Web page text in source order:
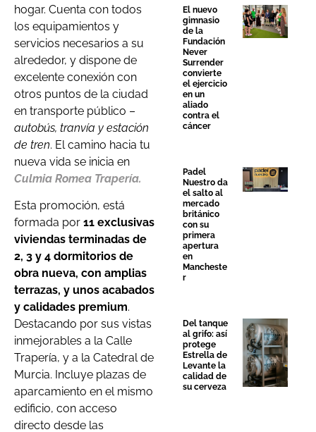
hogar. Cuenta con todos
los equipamientos y
servicios necesarios a su
alrededor, y dispone de
excelente conexión con
otros puntos de la ciudad
en transporte público –
autobús, tranvía y estación
de tren. El camino hacia tu
nueva vida se inicia en
Culmia Romea Trapería.
Esta promoción, está
formada por 11 exclusivas
viviendas terminadas de
2, 3 y 4 dormitorios de
obra nueva, con amplias
terrazas, y unos acabados
y calidades premium.
Destacando por sus vistas
inmejorables a la Calle
Trapería, y a la Catedral de
Murcia. Incluye plazas de
aparcamiento en el mismo
edificio, con acceso
directo desde las
El nuevo
gimnasio
de la
Fundación
Never
Surrender
convierte
el ejercicio
en un
aliado
contra el
cáncer
Padel
Nuestro da
el salto al
mercado
británico
con su
primera
apertura
en
Mancheste
r
Del tanque
al grifo: así
protege
Estrella de
Levante la
calidad de
su cerveza